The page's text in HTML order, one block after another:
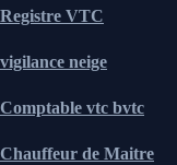
Registre VTC
vigilance neige
Comptable vtc bvtc
Chauffeur de Maitre